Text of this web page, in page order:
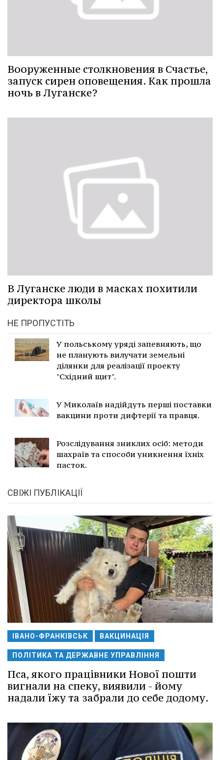
Вооруженные столкновения в Счастье,
запуск сирен оповещения. Как прошла
ночь в Луганске?
В Луганске люди в масках похитили
директора школы
НЕ ПРОПУСТІТЬ
У польському уряді запевняють, що
не планують вилучати земельні
ділянки для реалізації проекту
"Східний щит".
У Миколаїв надійдуть перші поставки
вакцини проти дифтерії та правця.
Розслідування зниклих осіб: методи
шахраїв та способи уникнення їхніх
пасток.
СВІЖІ ПУБЛІКАЦІЇ
ІВАНО-ФРАНКІВСЬК ВАКЦИНАЦІЯ
ПОЛІТИКА ТА ДЕРЖАВНЕ УПРАВЛІННЯ
Пса, якого працівники Нової пошти
вигнали на спеку, виявили - йому
надали їжу та забрали до себе додому.